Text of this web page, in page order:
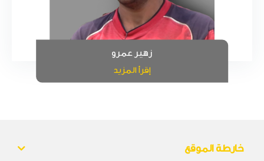
زهير عمرو
إقرأ المزيد
خارطة الموقع